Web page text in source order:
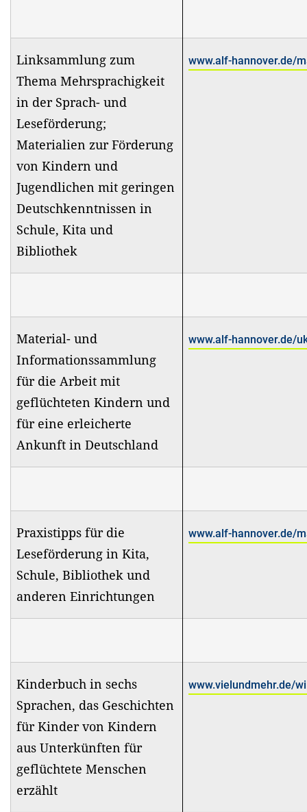
Linksammlung zum
Thema Mehrsprachigkeit
in der Sprach- und
Leseförderung;
Materialien zur Förderung
von Kindern und
Jugendlichen mit geringen
Deutschkenntnissen in
Schule, Kita und
Bibliothek
www.alf-hannover.de/
Material- und
Informationssammlung
für die Arbeit mit
geflüchteten Kindern und
für eine erleicherte
Ankunft in Deutschland
www.alf-hannover.de/
Praxistipps für die
Leseförderung in Kita,
Schule, Bibliothek und
anderen Einrichtungen
www.alf-hannover.de/
Kinderbuch in sechs
Sprachen, das Geschichten
für Kinder von Kindern
aus Unterkünften für
geflüchtete Menschen
erzählt
www.vielundmehr.de/